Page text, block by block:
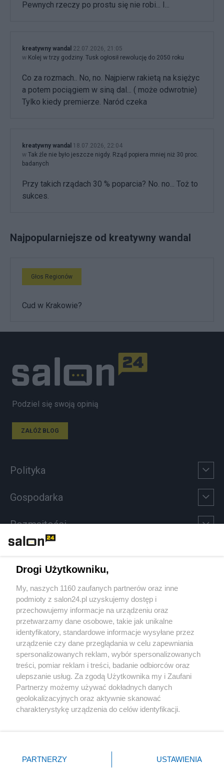
Pewnych rzeczy po prostu się nie robi... I...
kreatywny wandal 22.07.2026, 21:05
w Kolej w trzy godziny. Tusk ogłosił rewolucję do 2050 roku
Co za rozmach.. No, no. Najpierw rakietą na księżyc
a potem pociągiem w siną dal... ( może odwrotnie)
Tylko kiedy premierze. Naród czeka
kreatywny wandal 18.07.2026, 22:04
w Tak źle nie było jeszcze nigdy. Rząd popiera mniej niż 30 proc.
badanych
Przy takich rządach 30 % poparcia? No. no... Toż to
sukces.
Najpopularniejsze od kreatywny wandal
Głos Regionów
Cud w Krakowie?
Podziel się swoją opinią
ZAŁÓŻ BLOG
Polityka
Gospodarka
Rozmaitości
Sport
Społeczeństwo
Kultura
X Facebook Instagram Youtube
Drogi Użytkowniku,
My, naszych 1160 zaufanych partnerów oraz inne
podmioty z salon24.pl uzyskujemy dostęp i
przechowujemy informacje na urządzeniu oraz
przetwarzamy dane osobowe, takie jak unikalne
identyfikatory, standardowe informacje wysyłane przez
urządzenie czy dane przeglądania w celu zapewniania
spersonalizowanych reklam, wybór spersonalizowanych
treści, pomiar reklam i treści, badanie odbiorców oraz
ulepszanie usług. Za zgodą Użytkownika my i Zaufani
Partnerzy możemy używać dokładnych danych
geolokalizacyjnych oraz aktywnie skanować
charakterystykę urządzenia do celów identyfikacji.
zmienić/wycofać klikając przycisk ustawień prywatności
znajdujący się w lewym dolnym rogu strony
PARTNERZY USTAWIENIA